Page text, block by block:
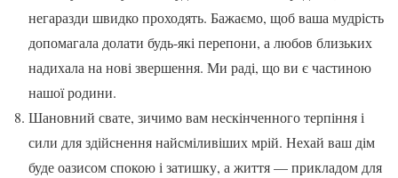
негаразди швидко проходять. Бажаємо, щоб ваша мудрість
допомагала долати будь-які перепони, а любов близьких
надихала на нові звершення. Ми раді, що ви є частиною
нашої родини.
Шановний свате, зичимо вам нескінченного терпіння і
сили для здійснення найсміливіших мрій. Нехай ваш дім
буде оазисом спокою і затишку, а життя — прикладом для